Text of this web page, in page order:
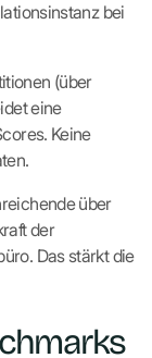
bei
(über
eine
Keine
über
der
Das stärkt die